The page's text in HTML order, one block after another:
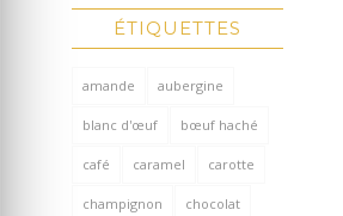
ÉTIQUETTES
amande aubergine
blanc d'œuf bœuf haché
café caramel carotte
champignon chocolat